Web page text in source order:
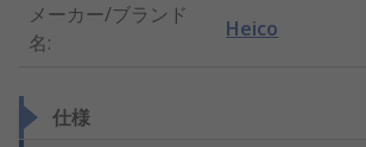
メーカー/ブランド
名:
Heico
仕様